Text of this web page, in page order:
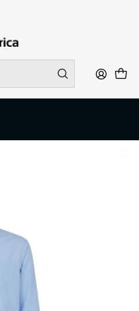
EN TIENDA, DESDE
Y CORPORATIVA
HOMBRE CELESTE CLARO